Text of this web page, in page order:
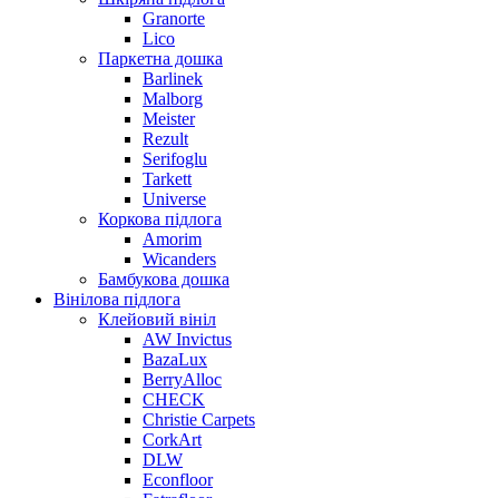
Granorte
Lico
Паркетна дошка
Barlinek
Malborg
Meister
Rezult
Serifoglu
Tarkett
Universe
Коркова підлога
Amorim
Wicanders
Бамбукова дошка
Вінілова підлога
Клейовий вініл
AW Invictus
BazaLux
BerryAlloc
CHECK
Christie Carpets
CorkArt
DLW
Econfloor